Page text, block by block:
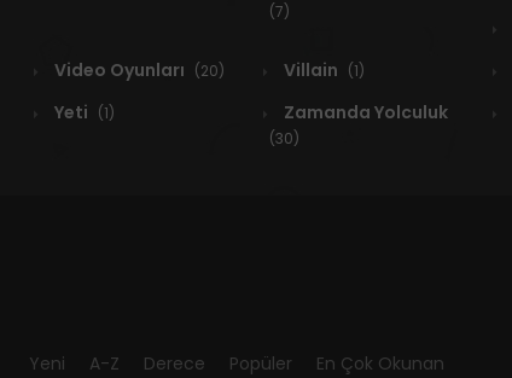
(7)
Video Oyunları (20) Villain (1)
Yeti (1) Zamanda Yolculuk
(30)
Yeni A-Z Derece Popüler En Çok Okunan